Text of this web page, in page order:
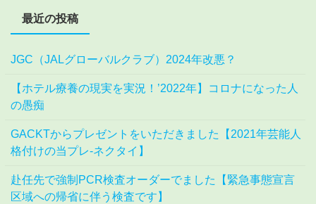
最近の投稿
JGC（JALグローバルクラブ）2024年改悪？
【ホテル療養の現実を実況！’2022年】コロナになった人
の愚痴
GACKTからプレゼントをいただきました【2021年芸能人
格付けの当プレ-ネクタイ】
赴任先で強制PCR検査オーダーでました【緊急事態宣言
区域への帰省に伴う検査です】